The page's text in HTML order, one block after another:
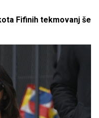
Fifinih tekmovanj še